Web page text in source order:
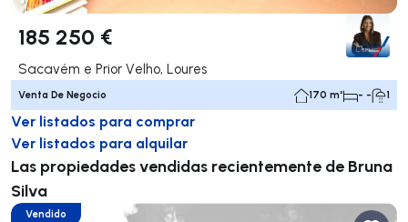
185 250 €
Sacavém e Prior Velho, Loures
Venta De Negocio 170 m² - - 1
Ver listados para comprar
Ver listados para alquilar
Las propiedades vendidas recientemente de Bruna
Silva
Vendido